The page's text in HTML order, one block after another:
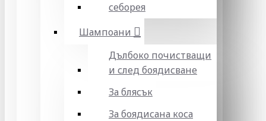
себорея
Шампоани
Дълбоко почистващи
и след боядисване
За блясък
За боядисана коса